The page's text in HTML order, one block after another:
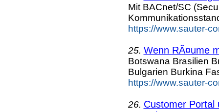
Mit BACnet/SC
https://www.sauter-
25. Wenn RÃ¤ume
Botswana Brasilien
Bulgarien Burkina
https://www.sauter-
26. Customer Portal